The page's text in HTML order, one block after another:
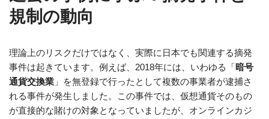
規制の動向
理論上のリスクだけではなく、実際に日本でも関連する摘発
事件は起きています。例えば、2018年には、いわゆる「暗号
通貨交換業 」を無登録で行ったとして複数の事業者が逮捕さ
れる事件が発生しました。この事件では、仮想通貨そのもの
が直接的な賭けの対象となっていましたが、オンラインカジ